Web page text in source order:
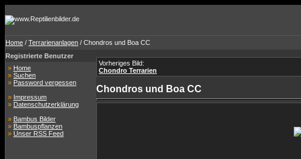
Home / Terrarienanlagen / Chondros und Boa CC
Registrierte Benutzer
» Home
» Suchen
» Password vergessen
» Impressum
» Datenschutzerklärung
» Bambus Bilder
» Bambuspflanzen
» Unser RSS Feed
Vorheriges Bild:
Chondro Terrarien
Chondros und Boa CC